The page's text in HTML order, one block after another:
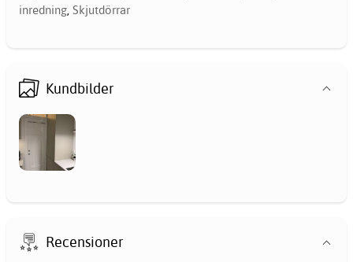
inredning, Skjutdörrar
Kundbilder
Recensioner